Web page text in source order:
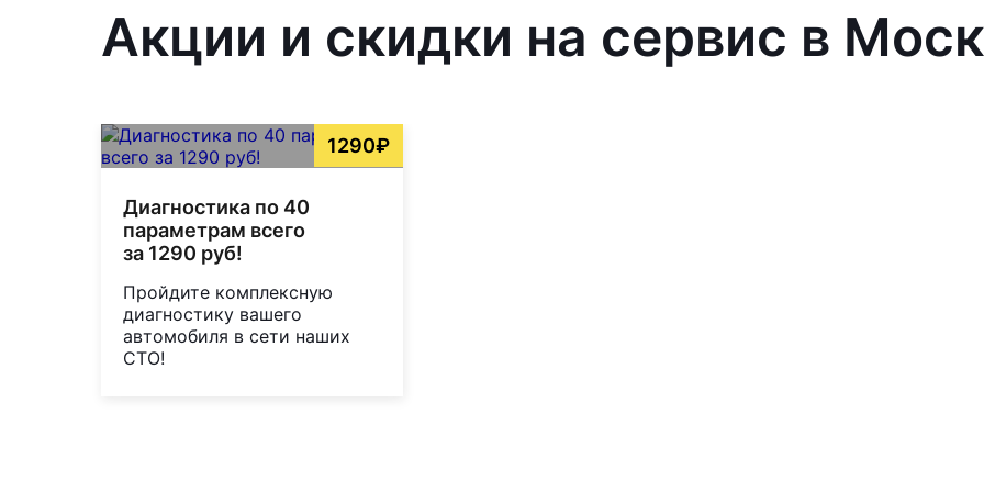
Акции и скидки на сервис в
1290₽
Диагностика по 40
параметрам всего
за 1290 руб!
Пройдите комплексную
диагностику вашего
автомобиля в сети наших
СТО!